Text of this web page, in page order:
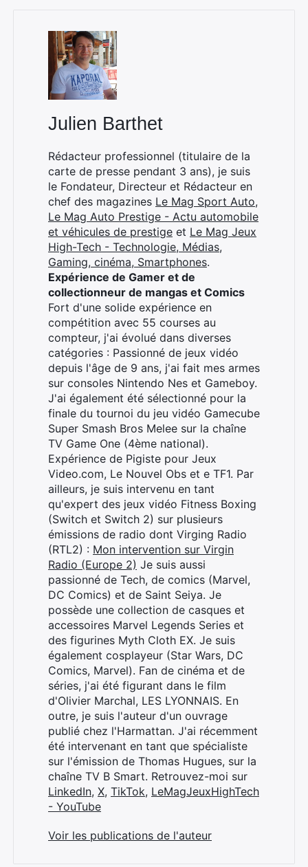
Julien Barthet
Rédacteur professionnel (titulaire de la
carte de presse pendant 3 ans), je suis
le Fondateur, Directeur et Rédacteur en
chef des magazines Le Mag Sport Auto,
Le Mag Auto Prestige - Actu automobile
et véhicules de prestige et Le Mag Jeux
High-Tech - Technologie, Médias,
Gaming, cinéma, Smartphones.
Expérience de Gamer et de
collectionneur de mangas et Comics
Fort d'une solide expérience en
compétition avec 55 courses au
compteur, j'ai évolué dans diverses
catégories : Passionné de jeux vidéo
depuis l'âge de 9 ans, j'ai fait mes armes
sur consoles Nintendo Nes et Gameboy.
J'ai également été sélectionné pour la
finale du tournoi du jeu vidéo Gamecube
Super Smash Bros Melee sur la chaîne
TV Game One (4ème national).
Expérience de Pigiste pour Jeux
Video.com, Le Nouvel Obs et e TF1. Par
ailleurs, je suis intervenu en tant
qu'expert des jeux vidéo Fitness Boxing
(Switch et Switch 2) sur plusieurs
émissions de radio dont Virging Radio
(RTL2) : Mon intervention sur Virgin
Radio (Europe 2) Je suis aussi
passionné de Tech, de comics (Marvel,
DC Comics) et de Saint Seiya. Je
possède une collection de casques et
accessoires Marvel Legends Series et
des figurines Myth Cloth EX. Je suis
également cosplayeur (Star Wars, DC
Comics, Marvel). Fan de cinéma et de
séries, j'ai été figurant dans le film
d'Olivier Marchal, LES LYONNAIS. En
outre, je suis l'auteur d'un ouvrage
publié chez l'Harmattan. J'ai récemment
été intervenant en tant que spécialiste
sur l'émission de Thomas Hugues, sur la
chaîne TV B Smart. Retrouvez-moi sur
LinkedIn, X, TikTok, LeMagJeuxHighTech
- YouTube
Voir les publications de l'auteur
Rechercher